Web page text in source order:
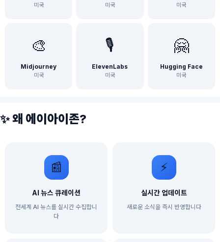
미국 미국 미국
🎨
Midjourney
미국
🎙️
ElevenLabs
미국
🤗
Hugging Face
미국
✨ 왜 에이아이존?
📰
AI 뉴스 큐레이션
전세계 AI 뉴스를 실시간 수집합니
다
⚡
실시간 업데이트
새로운 소식을 즉시 반영합니다